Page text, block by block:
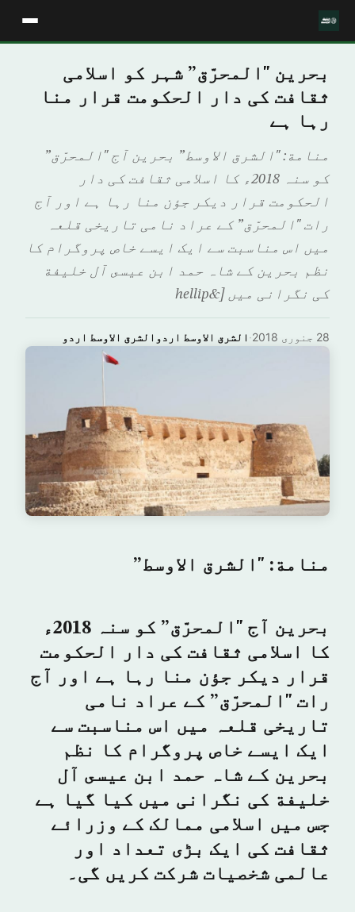
بحرین "المحرّق” شہر کو اسلامی
ثقافت کی دار الحکومت قرار منا
رہا ہے
منامة: "الشرق الاوسط” بحرین آج "المحرّق”
کو سنہ 2018ء کا اسلامی ثقافت کی دار
الحکومت قرار دیکر جؤن منا رہا ہے اور آج
رات "المحرّق” کے عراد نامی تاریخی قلعہ
میں اس مناسبت سے ایک ایسے خاص پروگرام کا
نظم بحرین کے شاہ حمد ابن عيسى آل خليفة
کی نگرانی میں [&hellip
الشرق الاوسط اردوالشرق الاوسط اردو · 28 جنوری 2018
منامة: "الشرق الاوسط”
بحرین آج "المحرّق” کو سنہ 2018ء
کا اسلامی ثقافت کی دار الحکومت
قرار دیکر جؤن منا رہا ہے اور آج
رات "المحرّق” کے عراد نامی
تاریخی قلعہ میں اس مناسبت سے
ایک ایسے خاص پروگرام کا نظم
بحرین کے شاہ حمد ابن عيسى آل
خليفة کی نگرانی میں کیا گیا ہے
جس میں اسلامی ممالک کے وزرائے
ثقافت کی ایک بڑی تعداد اور
عالمی شخصیات شرکت کریں گی۔